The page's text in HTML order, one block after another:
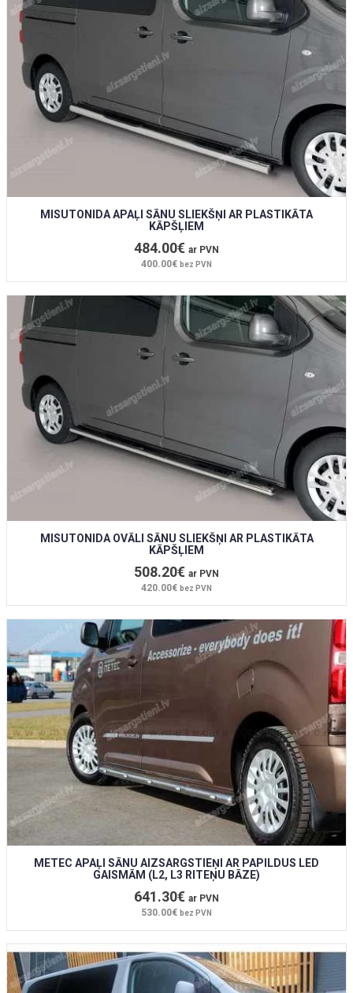
MISUTONIDA APAĻI SĀNU SLIEKŠŅI AR PLASTIKĀTA
KĀPŠĻIEM
484.00€ ar PVN
400.00€ bez PVN
MISUTONIDA OVĀLI SĀNU SLIEKŠŅI AR PLASTIKĀTA
KĀPŠĻIEM
508.20€ ar PVN
420.00€ bez PVN
METEC APAĻI SĀNU AIZSARGSTIEŅI AR PAPILDUS LED
GAISMĀM (L2, L3 RITEŅU BĀZE)
641.30€ ar PVN
530.00€ bez PVN